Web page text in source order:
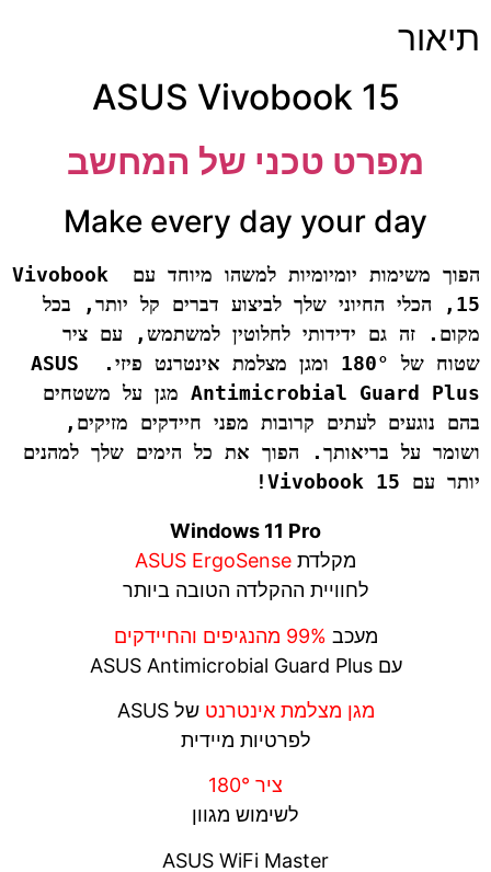
תיאור
ASUS Vivobook 15
מפרט טכני של המחשב
Make every day your day
הפוך משימות יומיומיות למשהו מיוחד עם Vivobook
15, הכלי החיוני שלך לביצוע דברים קל יותר, בכל
שטוח של 180° ומגן מצלמת אינטרנט פיזי. ASUS
יותר עם Vivobook 15!
Windows 11 Pro
מקלדת ASUS ErgoSense
לחוויית ההקלדה הטובה ביותר
מעכב 99% מהנגיפים והחיידקים
עם ASUS Antimicrobial Guard Plus
מגן מצלמת אינטרנט של ASUS
לפרטיות מיידית
ציר 180°
לשימוש מגוון
ASUS WiFi Master